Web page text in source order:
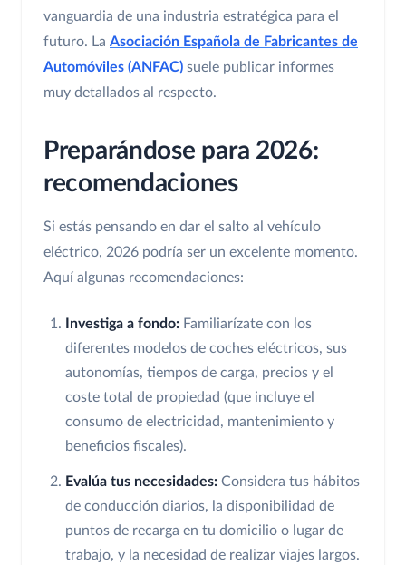
vanguardia de una industria estratégica para el
futuro. La Asociación Española de Fabricantes de
Automóviles (ANFAC) suele publicar informes
muy detallados al respecto.
Preparándose para 2026:
recomendaciones
Si estás pensando en dar el salto al vehículo
eléctrico, 2026 podría ser un excelente momento.
Aquí algunas recomendaciones:
Investiga a fondo: Familiarízate con los
diferentes modelos de coches eléctricos, sus
autonomías, tiempos de carga, precios y el
coste total de propiedad (que incluye el
consumo de electricidad, mantenimiento y
beneficios fiscales).
Evalúa tus necesidades: Considera tus hábitos
de conducción diarios, la disponibilidad de
puntos de recarga en tu domicilio o lugar de
trabajo, y la necesidad de realizar viajes largos.